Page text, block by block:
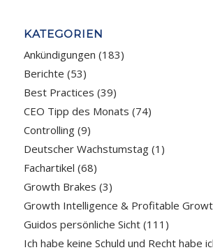
KATEGORIEN
Ankündigungen (183)
Berichte (53)
Best Practices (39)
CEO Tipp des Monats (74)
Controlling(9)
Deutscher Wachstumstag(1)
Fachartikel (68)
Growth Brakes (3)
Growth Intelligence & Profitable
Guidos persönliche Sicht(111)
Ich habe keine Schuld und Recht habe